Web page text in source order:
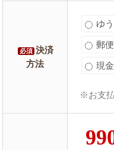
必須 決済
方法
ゆ
郵
現
※お支